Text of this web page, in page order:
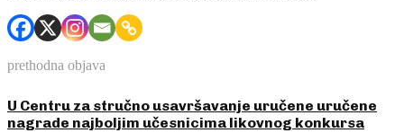
prethodna objava
U Centru za stručno usavršavanje uručene uručene
nagrade najboljim učesnicima likovnog konkursa